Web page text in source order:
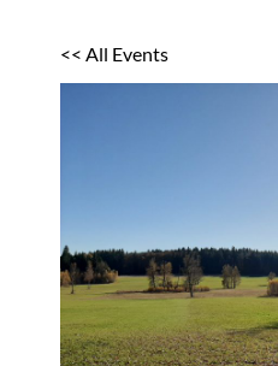
<< All Events